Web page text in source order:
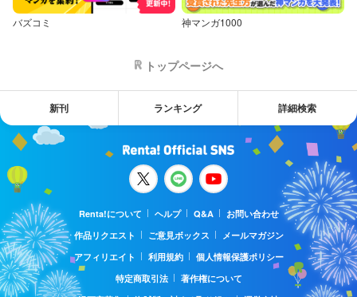
バズコミ 神マンガ1000
トップページへ
新刊 ランキング 詳細検索
Renta!について ヘルプ Q&A
お問い合わせ
作品リクエスト
ご意見ボックス
メールマガジン
アフィリエイト
利用規約
個人情報保護ポリシー
特定商取引法
著作権について